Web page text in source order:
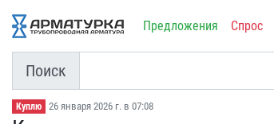
Предложения Спрос
Поиск
Куплю 26 января 2026 г. в 07:08